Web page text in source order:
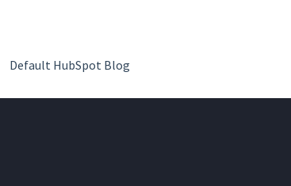
Default HubSpot Blog